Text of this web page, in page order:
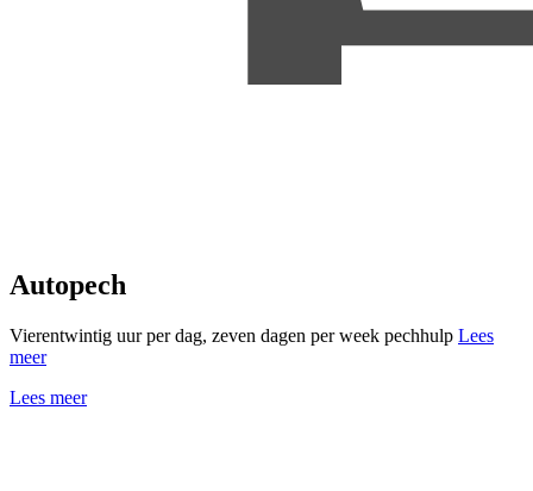
Autopech
Vierentwintig uur per dag, zeven dagen per week pechhulp Lees
meer
Lees meer